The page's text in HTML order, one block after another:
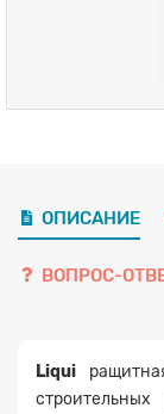
ОПИСАНИЕ
ВОПРОС-
Liqui